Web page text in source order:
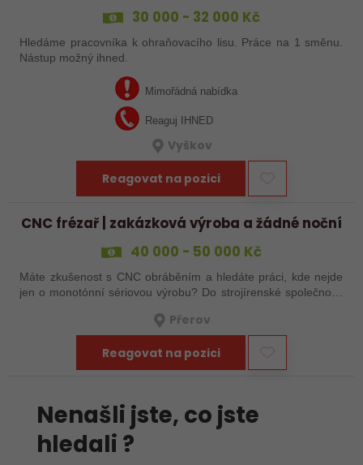
30 000 - 32 000 Kč
Hledáme pracovníka k ohraňovacího lisu. Práce na 1 směnu.
Nástup možný ihned.
Mimořádná nabídka
Reaguj IHNED
Vyškov
Reagovat na pozici
CNC frézař | zakázková výroba a žádné noční
40 000 - 50 000 Kč
Máte zkušenost s CNC obráběním a hledáte práci, kde nejde
jen o monotónní sériovou výrobu? Do strojírenské společnosti
Přerov
Reagovat na pozici
Nenašli jste, co jste
hledali ?